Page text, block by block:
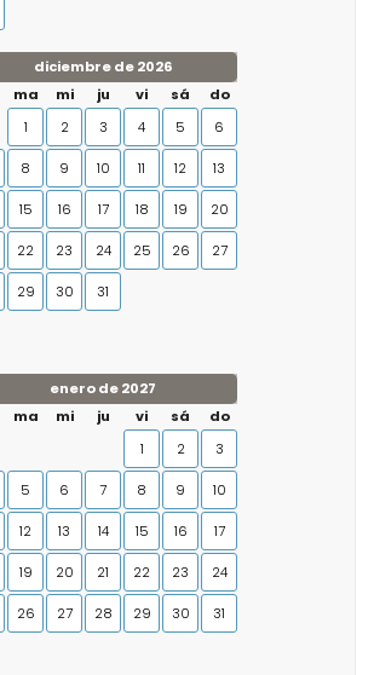
diciembre de 2026
ma mi ju vi sá
do
1
2 3 4 5 6
8 9 10 11 12 13
15 16 17 18 19 20
22 23 24 25 26 27
29 30 31
enero de 2027
ma mi ju vi sá
do
1
2 3
5 6 7 8 9 10
12 13 14 15 16 17
19 20 21 22 23 24
26 27 28 29 30 31